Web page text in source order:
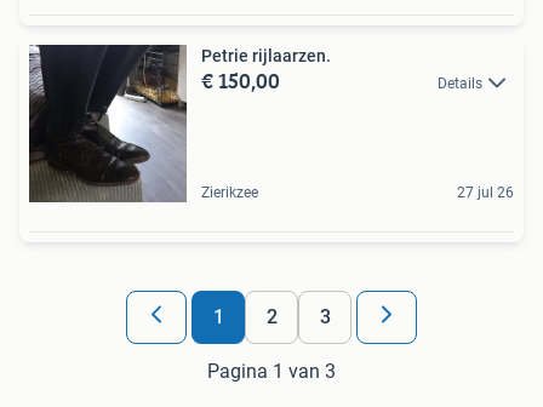
Petrie rijlaarzen.
€ 150,00 Details
Zierikzee 27 jul 26
1 2 3
Pagina 1 van 3